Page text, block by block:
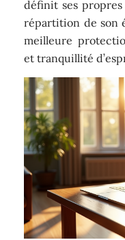
définit ses
répartition de son
meilleure
et tranquillité